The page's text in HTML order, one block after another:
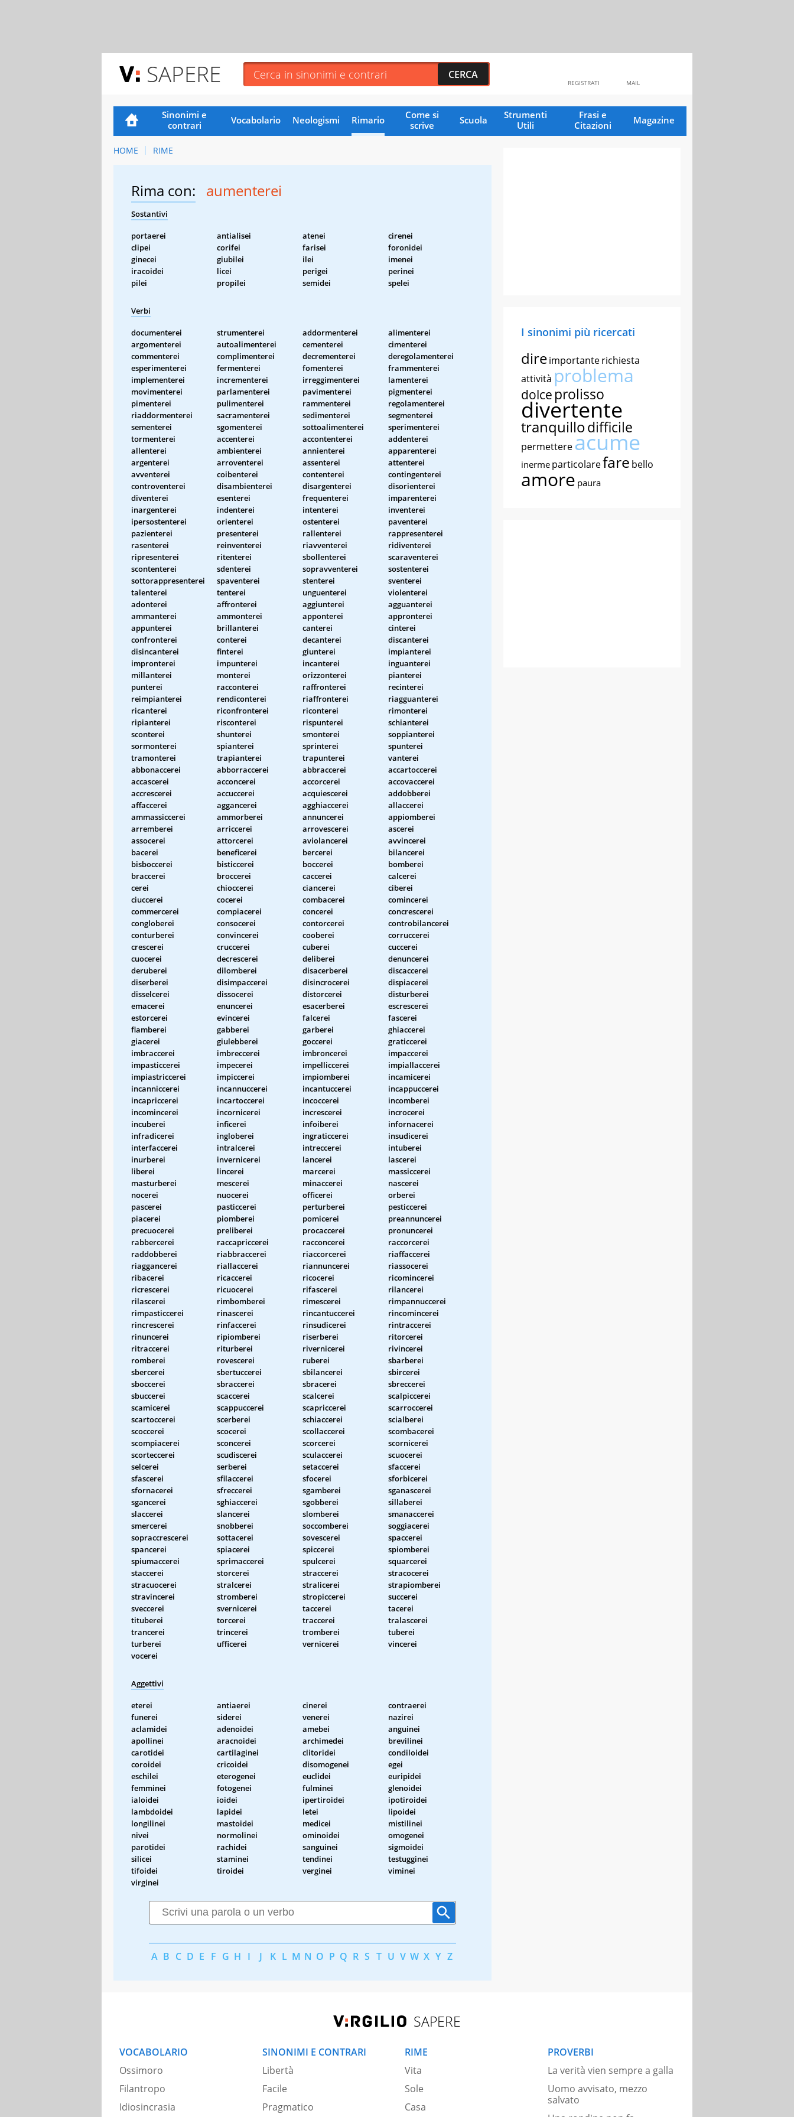
SAPERE MAIL
REGISTRATI
Sinonimi e
contrari
Vocabolario Neologismi Rimario
Come si
scrive
Scuola
Strumenti
Utili
Frasi e
Citazioni
Magazine
HOME RIME
Rima con: aumenterei
Sostantivi
portaerei antialisei atenei
cirenei
clipei
corifei farisei
foronidei
ginecei
giubilei ilei
imenei
iracoidei
licei perigei
perinei
pilei
propilei semidei spelei
Verbi
documenterei strumenterei addormenterei
alimenterei
argomenterei
autoalimenterei cementerei
cimenterei
commenterei
complimenterei decrementerei
deregolamenterei
esperimenterei
fermenterei fomenterei
frammenterei
implementerei
incrementerei irreggimenterei
lamenterei
movimenterei
parlamenterei pavimenterei
pigmenterei
pimenterei
pulimenterei rammenterei
regolamenterei
riaddormenterei
sacramenterei sedimenterei
segmenterei
sementerei
sgomenterei sottoalimenterei
sperimenterei
tormenterei
accenterei accontenterei
addenterei
allenterei
ambienterei annienterei
apparenterei
argenterei
arroventerei assenterei
attenterei
avventerei
coibenterei contenterei
contingenterei
controventerei
disambienterei disargenterei
disorienterei
diventerei
esenterei frequenterei
imparenterei
inargenterei
indenterei intenterei
inventerei
ipersostenterei
orienterei ostenterei
paventerei
pazienterei
presenterei rallenterei
rappresenterei
rasenterei
reinventerei riavventerei
ridiventerei
ripresenterei
ritenterei sbollenterei
scaraventerei
scontenterei
sdenterei sopravventerei
sostenterei
sottorappresenterei
spaventerei stenterei
sventerei
talenterei
tenterei unguenterei
violenterei
adonterei
affronterei aggiunterei
agguanterei
ammanterei
ammonterei apponterei
appronterei
appunterei
brillanterei canterei
cinterei
confronterei
conterei decanterei
discanterei
disincanterei
finterei giunterei
impianterei
impronterei
impunterei incanterei
inguanterei
millanterei
monterei orizzonterei
pianterei
punterei
racconterei raffronterei
recinterei
reimpianterei
rendiconterei riaffronterei
riagguanterei
ricanterei
riconfronterei riconterei
rimonterei
ripianterei
risconterei rispunterei
schianterei
sconterei
shunterei smonterei
soppianterei
sormonterei
spianterei sprinterei
spunterei
tramonterei
trapianterei trapunterei
vanterei
abbonaccerei
abborraccerei abbraccerei
accartoccerei
accascerei
acconcerei accorcerei
accovaccerei
accrescerei
accuccerei acquiescerei
addobberei
affaccerei
aggancerei agghiaccerei
allaccerei
ammassiccerei
ammorberei annuncerei
appiomberei
arremberei
arriccerei arrovescerei
ascerei
assocerei
attorcerei aviolancerei
avvincerei
bacerei
beneficerei bercerei
bilancerei
bisboccerei
bisticcerei boccerei
bomberei
braccerei
broccerei caccerei
calcerei
cerei
chioccerei ciancerei
ciberei
ciuccerei
cocerei combacerei
comincerei
commercerei
compiacerei concerei
concrescerei
congloberei
consocerei contorcerei
controbilancerei
conturberei
convincerei cooberei
corruccerei
crescerei
cruccerei cuberei
cuccerei
cuocerei
decrescerei deliberei
denuncerei
deruberei
dilomberei disacerberei
discaccerei
diserberei
disimpaccerei disincrocerei
dispiacerei
disselcerei
dissocerei distorcerei
disturberei
emacerei
enuncerei esacerberei
escrescerei
estorcerei
evincerei falcerei
fascerei
flamberei
gabberei garberei
ghiaccerei
giacerei
giulebberei goccerei
graticcerei
imbraccerei
imbreccerei imbroncerei
impaccerei
impasticcerei
impecerei impelliccerei
impiallaccerei
impiastriccerei
impiccerei impiomberei
incamicerei
incanniccerei
incannuccerei incantuccerei
incappuccerei
incapriccerei
incartoccerei incoccerei
incomberei
incomincerei
incornicerei increscerei
incrocerei
incuberei
inficerei infoiberei
infornacerei
infradicerei
ingloberei ingraticcerei
insudicerei
interfaccerei
intralcerei intreccerei
intuberei
inurberei
invernicerei lancerei
lascerei
liberei
lincerei marcerei
massiccerei
masturberei
mescerei minaccerei
nascerei
nocerei
nuocerei officerei
orberei
pascerei
pasticcerei perturberei
pesticcerei
piacerei
piomberei pomicerei
preannuncerei
precuocerei
preliberei procaccerei
pronuncerei
rabbercerei
raccapriccerei racconcerei
raccorcerei
raddobberei
riabbraccerei riaccorcerei
riaffaccerei
riaggancerei
riallaccerei riannuncerei
riassocerei
ribacerei
ricaccerei ricocerei
ricomincerei
ricrescerei
ricuocerei rifascerei
rilancerei
rilascerei
rimbomberei rimescerei
rimpannuccerei
rimpasticcerei
rinascerei rincantuccerei
rincomincerei
rincrescerei
rinfaccerei rinsudicerei
rintraccerei
rinuncerei
ripiomberei riserberei
ritorcerei
ritraccerei
riturberei rivernicerei
rivincerei
romberei
rovescerei ruberei
sbarberei
sbercerei
sbertuccerei sbilancerei
sbircerei
sboccerei
sbraccerei sbracerei
sbreccerei
sbuccerei
scaccerei scalcerei
scalpiccerei
scamicerei
scappuccerei scapriccerei
scarroccerei
scartoccerei
scerberei schiaccerei
scialberei
scoccerei
scocerei scollaccerei
scombacerei
scompiacerei
sconcerei scorcerei
scornicerei
scorteccerei
scudiscerei sculaccerei
scuocerei
selcerei
serberei setaccerei
sfaccerei
sfascerei
sfilaccerei sfocerei
sforbicerei
sfornacerei
sfreccerei sgamberei
sganascerei
sgancerei
sghiaccerei sgobberei
sillaberei
slaccerei
slancerei slomberei
smanaccerei
smercerei
snobberei soccomberei
soggiacerei
sopraccrescerei
sottacerei sovescerei
spaccerei
spancerei
spiacerei spiccerei
spiomberei
spiumaccerei
sprimaccerei spulcerei
squarcerei
staccerei
storcerei straccerei
stracocerei
stracuocerei
stralcerei stralicerei
strapiomberei
stravincerei
stromberei stropiccerei
succerei
sveccerei
svernicerei taccerei
tacerei
tituberei
torcerei traccerei
tralascerei
trancerei
trincerei tromberei
tuberei
turberei
ufficerei vernicerei
vincerei
vocerei
Aggettivi
eterei antiaerei cinerei
contraerei
funerei
siderei venerei
nazirei
aclamidei
adenoidei amebei
anguinei
apollinei
aracnoidei archimedei
brevilinei
carotidei
cartilaginei clitoridei
condiloidei
coroidei
cricoidei disomogenei
egei
eschilei
eterogenei euclidei
euripidei
femminei
fotogenei fulminei
glenoidei
ialoidei
ioidei ipertiroidei
ipotiroidei
lambdoidei
lapidei letei
lipoidei
longilinei
mastoidei medicei
mistilinei
nivei
normolinei ominoidei
omogenei
parotidei
rachidei sanguinei
sigmoidei
silicei
staminei tendinei
testugginei
tifoidei
tiroidei verginei
viminei
virginei
A B C D E F G H I J K L M N O P Q R S T U V W X Y Z
I sinonimi più ricercati
direimportanterichiesta
attività problema
dolce prolisso
divertente
tranquillodifficile
permettereacume
inerme particolarefare bello
amore paura
SAPERE
VOCABOLARIO
Ossimoro
Filantropo
Idiosincrasia
SINONIMI E CONTRARI
Libertà
Facile
Pragmatico
RIME
Vita
Sole
Casa
PROVERBI
La verità vien sempre a galla
Uomo avvisato, mezzo
salvato